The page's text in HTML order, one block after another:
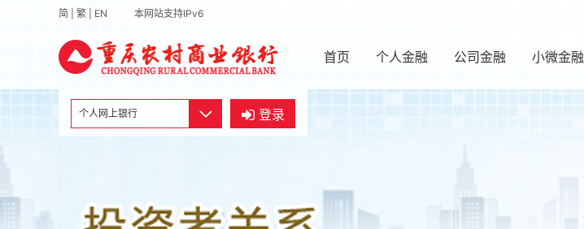
简 繁 EN 本网站支持IPv6
首页 个人金融 公司金融 小微金融
个人网上银行 登录